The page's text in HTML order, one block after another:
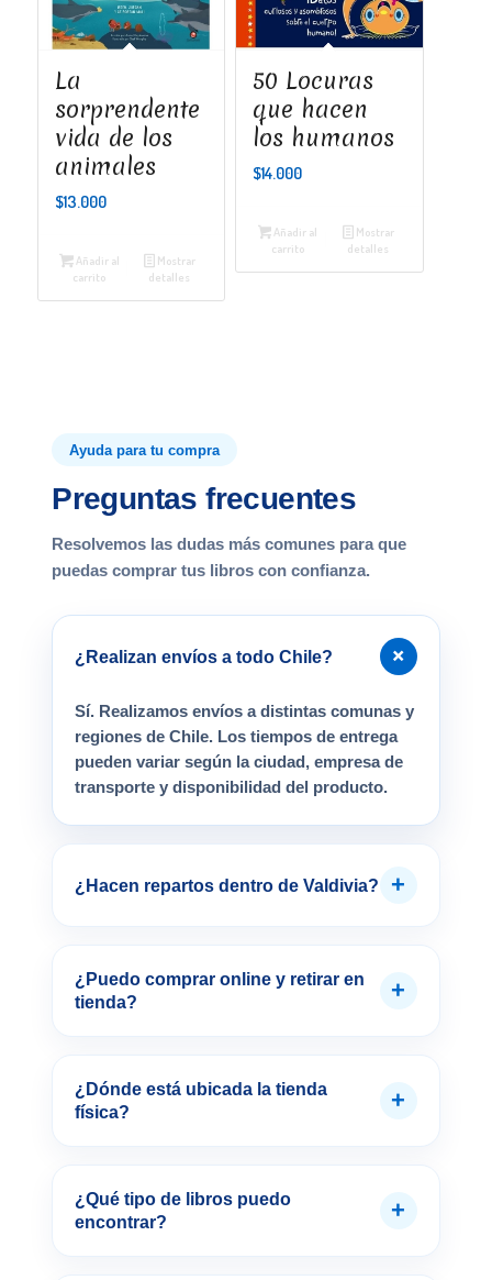
La
sorprendente
vida de los
animales
$13.000
Añadir al
carrito
Mostrar
detalles
50 Locuras
que hacen
los humanos
$14.000
Añadir al
carrito
Mostrar
detalles
Ayuda para tu compra
Preguntas frecuentes
Resolvemos las dudas más comunes para que
puedas comprar tus libros con confianza.
¿Realizan envíos a todo Chile? +
Sí. Realizamos envíos a distintas comunas y
regiones de Chile. Los tiempos de entrega
pueden variar según la ciudad, empresa de
transporte y disponibilidad del producto.
¿Hacen repartos dentro de Valdivia? +
¿Puedo comprar online y retirar en
tienda?
+
¿Dónde está ubicada la tienda
física?
+
¿Qué tipo de libros puedo
encontrar?
+